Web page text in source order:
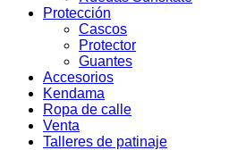
Protección
Cascos
Protector
Guantes
Accesorios
Kendama
Ropa de calle
Venta
Talleres de patinaje